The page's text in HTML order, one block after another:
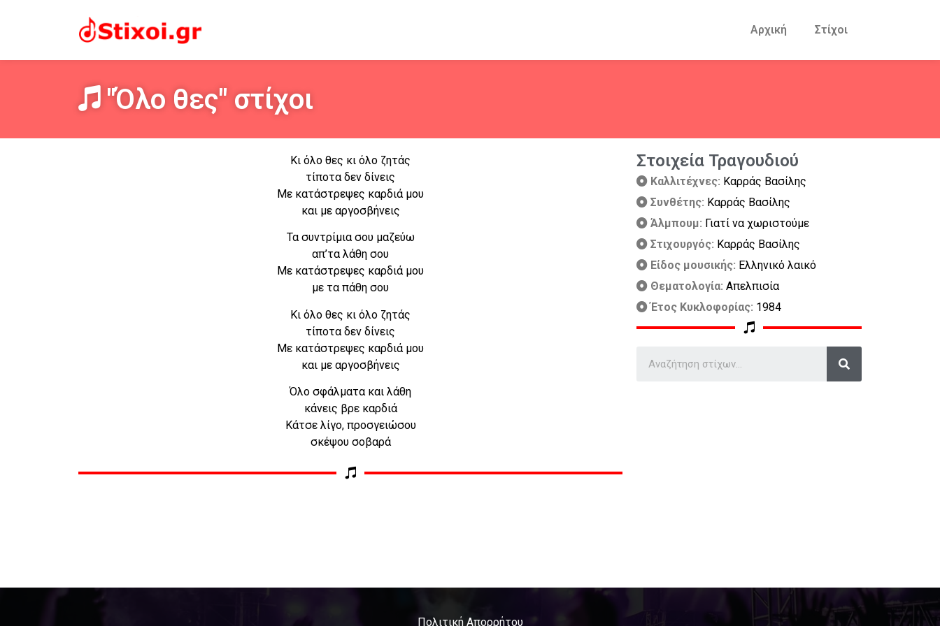
Αρχική Στίχοι
"Όλο θες" στίχοι
Κι όλο θες κι όλο ζητάς
τίποτα δεν δίνεις
Με κατάστρεψες καρδιά μου
και με αργοσβήνεις
Τα συντρίμια σου μαζεύω
απ’τα λάθη σου
Με κατάστρεψες καρδιά μου
με τα πάθη σου
Κι όλο θες κι όλο ζητάς
τίποτα δεν δίνεις
Με κατάστρεψες καρδιά μου
και με αργοσβήνεις
Όλο σφάλματα και λάθη
κάνεις βρε καρδιά
Κάτσε λίγο, προσγειώσου
σκέψου σοβαρά
Στοιχεία Τραγουδιού
Καλλιτέχνες: Καρράς Βασίλης
Συνθέτης: Καρράς Βασίλης
Άλμπουμ: Γιατί να χωριστούμε
Στιχουργός: Καρράς Βασίλης
Είδος μουσικής: Ελληνικό λαικό
Θεματολογία: Απελπισία
Έτος Κυκλοφορίας: 1984
Πολιτική Απορρήτου